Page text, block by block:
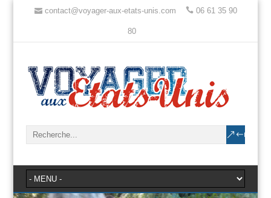
contact@voyager-aux-etats-unis.com 06 61 35 90
80